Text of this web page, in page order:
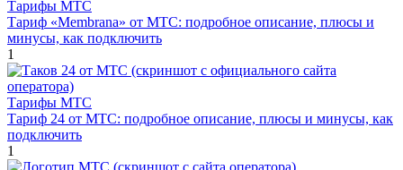
Тарифы МТС
Тариф «Membrana» от МТС: подробное описание, плюсы и
минусы, как подключить
1
Тарифы МТС
Тариф 24 от МТС: подробное описание, плюсы и минусы, как
подключить
1